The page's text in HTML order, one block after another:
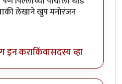
लेखाने खुप मनोरंजन
इन कराकिंवासदस्य व्हा